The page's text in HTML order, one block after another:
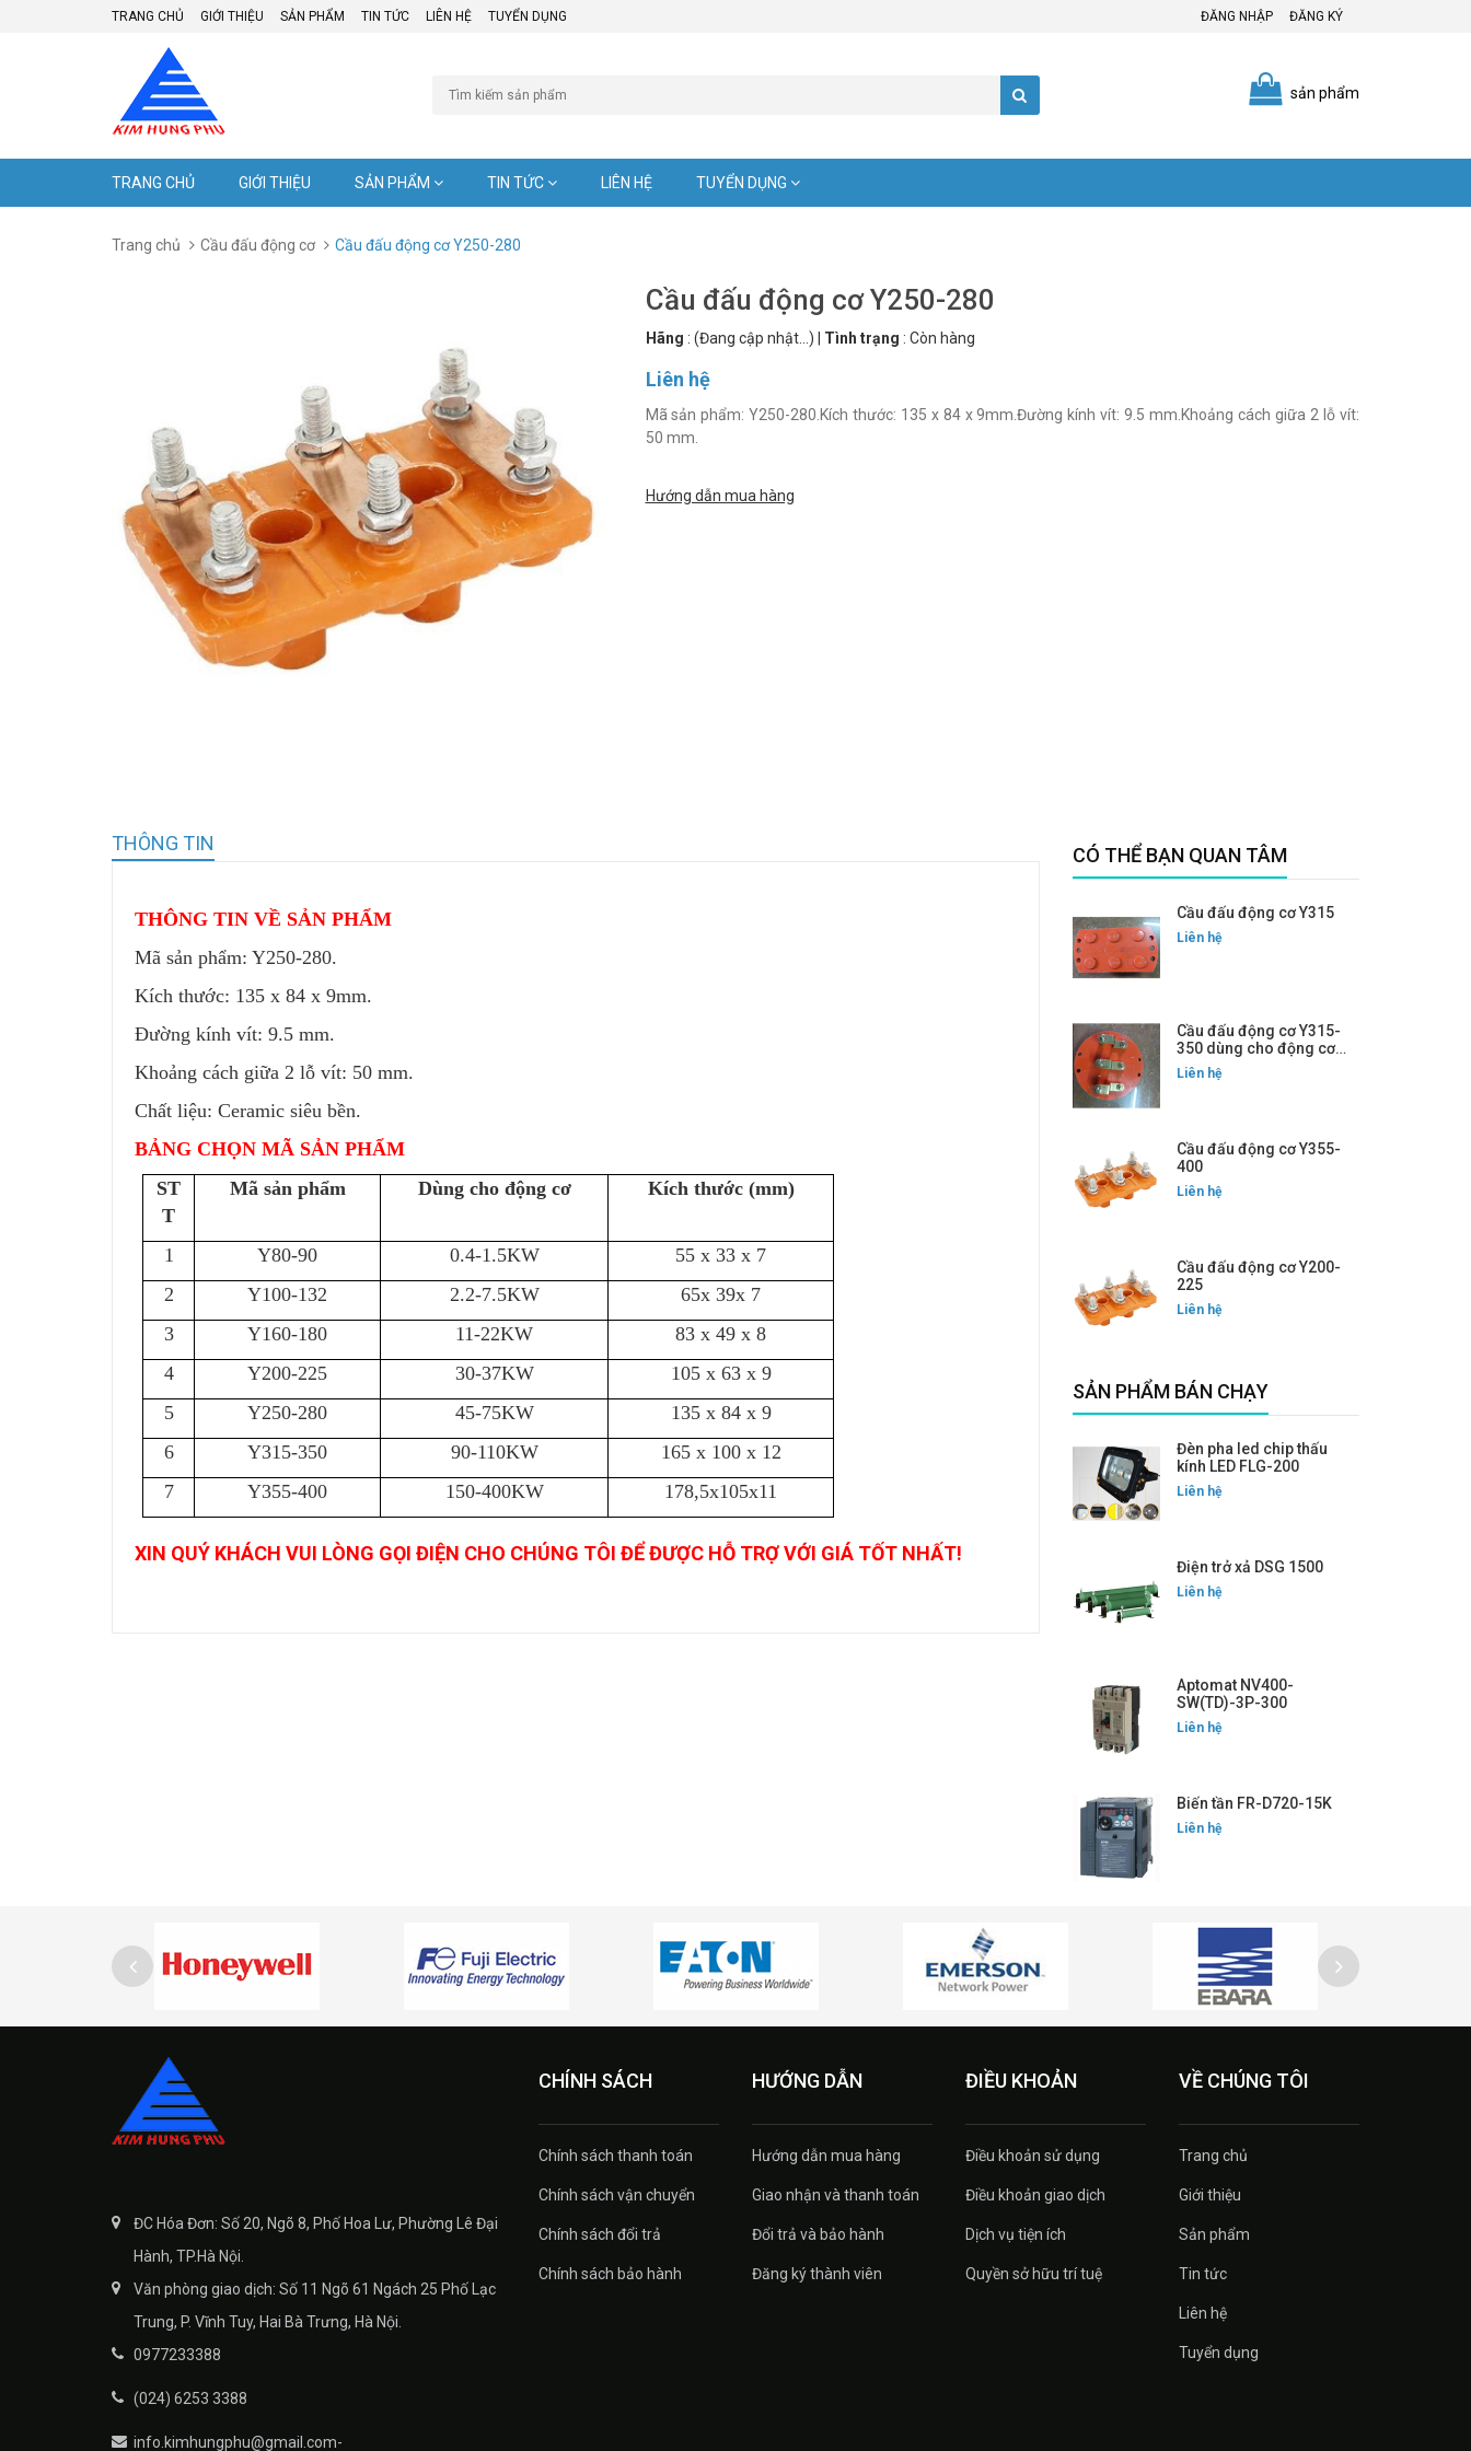
TRANG CHỦ GIỚI THIỆU SẢN PHẨM TIN TỨC LIÊN HỆ TUYỂN DỤNG ĐĂNG NHẬP ĐĂNG KÝ
sản phẩm
TRANG CHỦ GIỚI THIỆU SẢN PHẨM TIN TỨC LIÊN HỆ TUYỂN DỤNG
Trang chủ Cầu đấu động cơ Cầu đấu động cơ Y250-280
Cầu đấu động cơ Y250-280
Hãng : (Đang cập nhật...) Tình trạng : Còn hàng
Liên hệ
Mã sản phẩm: Y250-280.Kích thước: 135 x 84 x 9mm.Đường kính vít: 9.5 mm.Khoảng cách giữa 2 lỗ vít:
50 mm.
Hướng dẫn mua hàng
THÔNG TIN
THÔNG TIN VỀ SẢN PHẨM
Mã sản phẩm: Y250-280.
Kích thước: 135 x 84 x 9mm.
Đường kính vít: 9.5 mm.
Khoảng cách giữa 2 lỗ vít: 50 mm.
Chất liệu: Ceramic siêu bền.
BẢNG CHỌN MÃ SẢN PHẨM
ST
T
Mã sản phẩm Dùng cho động cơ Kích thước (mm)
1 Y80-90 0.4-1.5KW
55 x 33 x 7
2
Y100-132 2.2-7.5KW
65x 39x 7
3
Y160-180 11-22KW
83 x 49 x 8
4
Y200-225 30-37KW
105 x 63 x 9
5
Y250-280 45-75KW
135 x 84 x 9
6
Y315-350 90-110KW
165 x 100 x 12
7
Y355-400 150-400KW 178,5x105x11
XIN QUÝ KHÁCH VUI LÒNG GỌI ĐIỆN CHO CHÚNG TÔI ĐỂ ĐƯỢC HỖ TRỢ VỚI GIÁ TỐT NHẤT!
CÓ THỂ BẠN QUAN TÂM
Cầu đấu động cơ Y315
Liên hệ
Cầu đấu động cơ Y315-
350 dùng cho động cơ
mặt tròn
Liên hệ
Cầu đấu động cơ Y355-
400
Liên hệ
Cầu đấu động cơ Y200-
225
Liên hệ
SẢN PHẨM BÁN CHẠY
Đèn pha led chip thấu
kính LED FLG-200
Liên hệ
Điện trở xả DSG 1500
Liên hệ
Aptomat NV400-
SW(TD)-3P-300
Liên hệ
Biến tần FR-D720-15K
Liên hệ
ĐC Hóa Đơn: Số 20, Ngõ 8, Phố Hoa Lư, Phường Lê Đại
Hành, TP.Hà Nội.
Văn phòng giao dịch: Số 11 Ngõ 61 Ngách 25 Phố Lạc
Trung, P. Vĩnh Tuy, Hai Bà Trưng, Hà Nội.
0977233388
(024) 6253 3388
info.kimhungphu@gmail.com-
CHÍNH SÁCH
Chính sách thanh toán
Chính sách vận chuyển
Chính sách đổi trả
Chính sách bảo hành
HƯỚNG DẪN
Hướng dẫn mua hàng
Giao nhận và thanh toán
Đổi trả và bảo hành
Đăng ký thành viên
ĐIỀU KHOẢN
Điều khoản sử dụng
Điều khoản giao dịch
Dịch vụ tiện ích
Quyền sở hữu trí tuệ
VỀ CHÚNG TÔI
Trang chủ
Giới thiệu
Sản phẩm
Tin tức
Liên hệ
Tuyển dụng